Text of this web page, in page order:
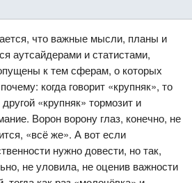
что важные мысли, планы и
аутсайдерами и статистами,
к тем сферам, о которых
когда говорит «крупняк», то
«крупняк» тормозит и
Ворон ворону глаз, конечно, не
«всё же». А вот если
нужно довести, но так,
не уловила, не оценив важности